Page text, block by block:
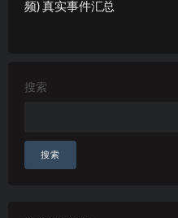
频) 真实事件汇总
搜索
搜索